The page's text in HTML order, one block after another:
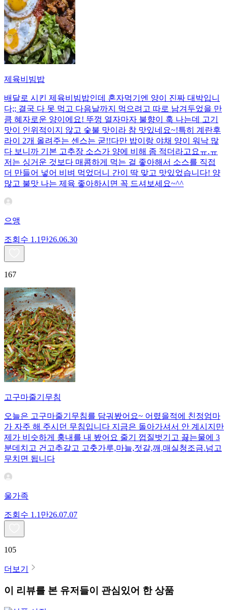
제육비빔밥
배달로 시킨 제육비빔밥인데 혼자먹기엔 양이 진짜 대박입니
다;; 결국 다 못 먹고 다음날까지 먹으려고 따로 남겨두었을 만
큼 혜자로운 양이에요! 뚜껑 열자마자 불향이 훅 나는데 고기
맛이 인위적이지 않고 숯불 맛이라 참 맛있네요~!특히 계란후
라이 2개 올려주는 센스는 굳!! ​다만 밥이랑 야채 양이 워낙 많
다 보니까 기본 고추장 소스가 양에 비해 좀 적더라고요ㅠ.ㅠ
저는 싱거운 것보다 매콤하게 먹는 걸 좋아해서 소스를 직접
더 만들어 넣어 비벼 먹었더니 간이 딱 맞고 맛있었습니다! 양
많고 불맛 나는 제육 좋아하시면 꼭 드셔보세요~^^
으앵
조회수 1.1만26.06.30
167
고구마줄기무침
오늘은 고구마줄기무침를 담궈봤어요~ 어렸을적에 친정엄마
가 자주 해 주시던 무침입니다 지금은 돌아가셔서 안 계시지만
제가 비슷하게 훙내를 내 봤어요 줄기 껍질벗기고 끓는물에 3
분데치고 건고추갈고 고춧가루,마늘,젓갈,깨,매실청조금.넘고
무치면 됩니다
울가족
조회수 1.1만26.07.07
105
더보기
이 리뷰를 본 유저들이 관심있어 한 상품